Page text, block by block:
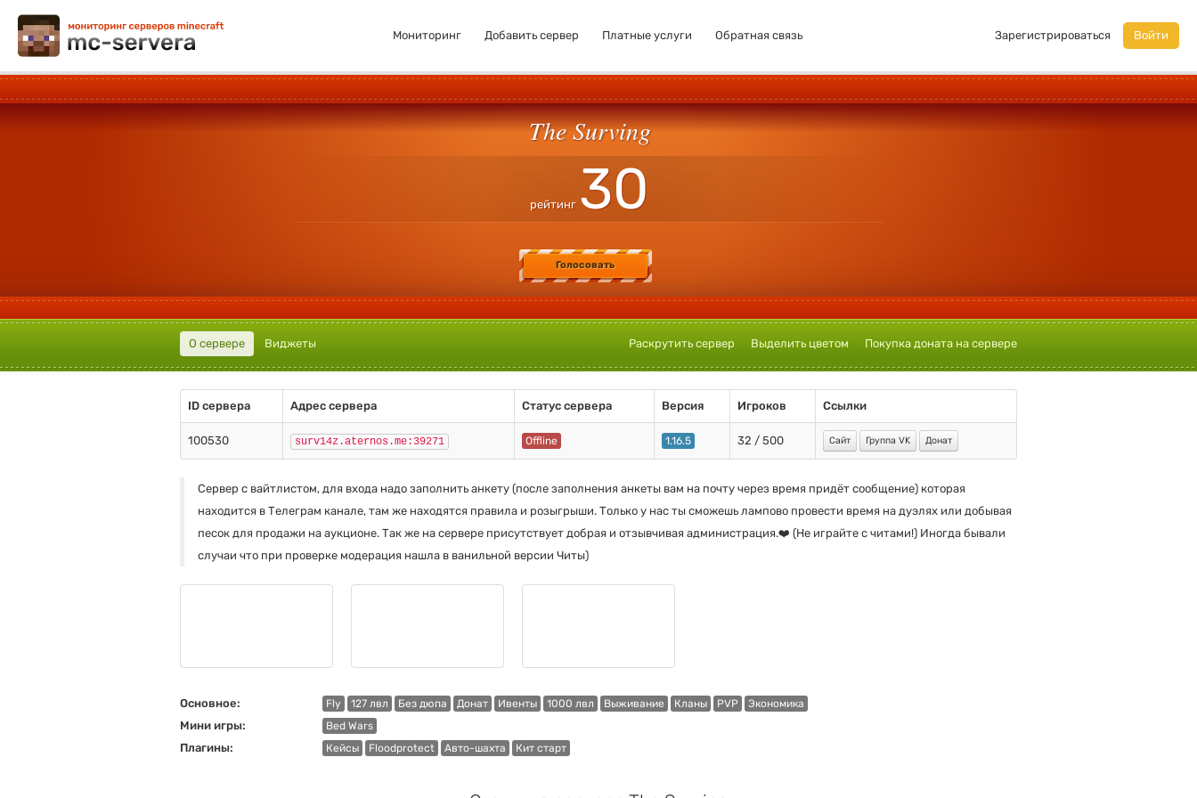
Мониторинг Добавить сервер Платные услуги Обратная связь Зарегистрироваться Войти
The Surving
рейтинг 30
Голосовать
О сервере Виджеты Раскрутить сервер Выделить цветом Покупка доната на сервере
ID сервера Адрес сервера Статус сервера Версия Игроков Ссылки
100530 surv14z.aternos.me:39271 Offline 1.16.5 32 / 500 Сайт Группа VK Донат
Сервер с вайтлистом, для входа надо заполнить анкету (после заполнения анкеты вам на почту через время придёт сообщение) которая
находится в Телеграм канале, там же находятся правила и розыгрыши. Только у нас ты сможешь лампово провести время на дуэлях или добывая
песок для продажи на аукционе. Так же на сервере присутствует добрая и отзывчивая администрация.❤️ (Не играйте с читами!) Иногда бывали
случаи что при проверке модерация нашла в ванильной версии Читы)
Основное: Fly 127 лвл Без дюпа Донат Ивенты 1000 лвл Выживание Кланы PVP Экономика
Мини игры: Bed Wars
Плагины: Кейсы Floodprotect Авто-шахта Кит старт